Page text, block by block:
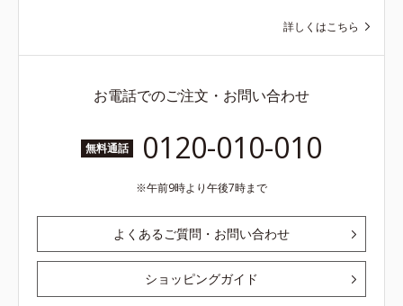
詳しくはこちら
お電話でのご注文・お問い合わせ
無料通話 0120-010-010
午前9時より午後7時まで
よくあるご質問・お問い合わせ
ショッピングガイド